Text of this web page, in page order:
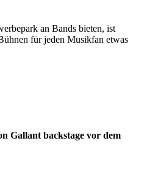
an Bands bieten, ist
für jeden Musikfan etwas
Gallant backstage vor dem